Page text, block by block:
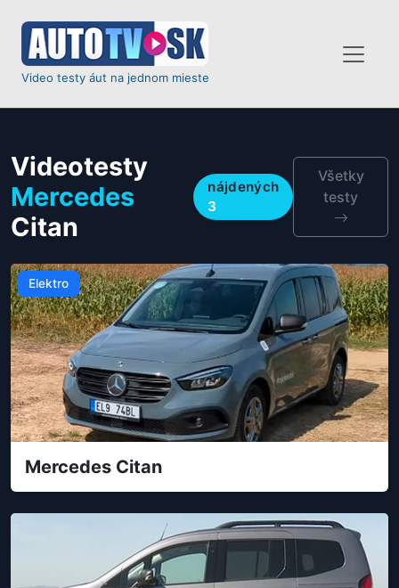
Video testy áut na jednom mieste
Videotesty
Mercedes
Citan
nájdených
3
Všetky
testy
Elektro
Mercedes Citan